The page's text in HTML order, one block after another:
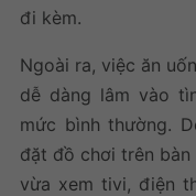
đi kèm.
Ngoài ra, việc ăn
dễ dàng lâm vào
mức bình thường.
đặt đồ chơi trên
vừa xem tivi, điện